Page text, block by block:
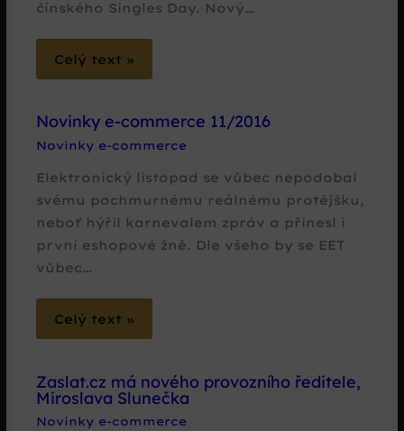
čínského Singles Day. Nový…
Celý text »
Novinky e-commerce 11/2016
Novinky e-commerce
Elektronický listopad se vůbec nepodobal
svému pochmurnému reálnému protějšku,
neboť hýřil karnevalem zpráv a přinesl i
první eshopové žně. Dle všeho by se EET
vůbec…
Celý text »
Zaslat.cz má nového provozního ředitele,
Miroslava Slunečka
Novinky e-commerce